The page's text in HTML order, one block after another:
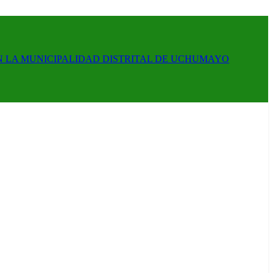
LA MUNICIPALIDAD DISTRITAL DE UCHUMAYO